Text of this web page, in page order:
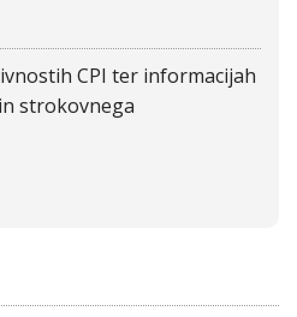
CPI ter informacijah
strokovnega